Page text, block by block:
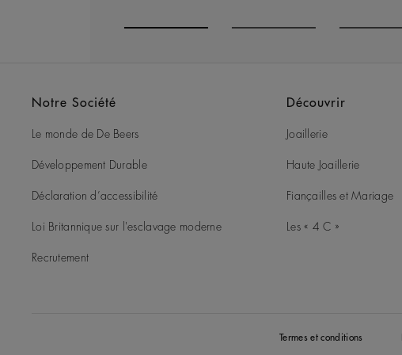
Go to slide 1
Notre Société
Le monde de De Beers
Développement Durable
Déclaration d’accessibilité
Loi Britannique sur l'esclavage moderne
Recrutement
Découvrir
Joaillerie
Haute Joaillerie
Fiançailles et Mariage
Les « 4 C »
Termes et conditions